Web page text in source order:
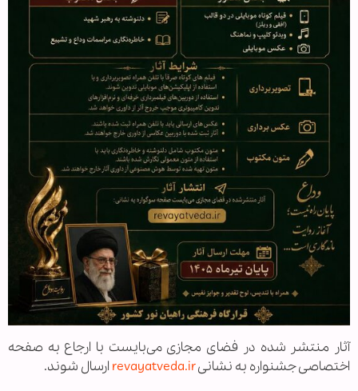
آثار منتشر شده در فضای مجازی می‌بایست با ارجاع به صفحه
اختصاصی جشنواره به نشانیrevayatveda.ir ارسال شوند.